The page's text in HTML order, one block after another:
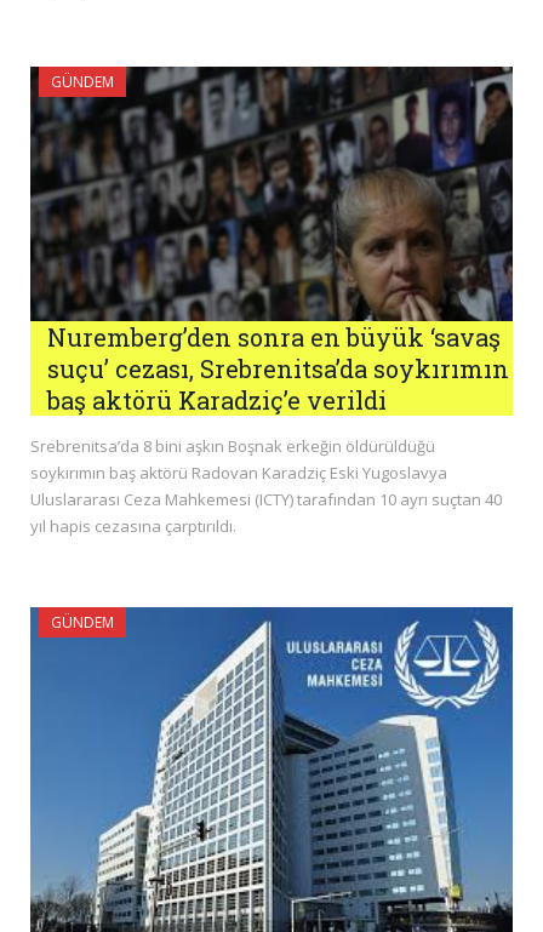
GÜNDEM
Nuremberg’den sonra en büyük ‘savaş
suçu’ cezası, Srebrenitsa’da soykırımın
baş aktörü Karadziç’e verildi
Srebrenitsa’da 8 bini aşkın Boşnak erkeğin öldürüldüğü
soykırımın baş aktörü Radovan Karadziç Eski Yugoslavya
Uluslararası Ceza Mahkemesi (ICTY) tarafından 10 ayrı suçtan 40
yıl hapis cezasına çarptırıldı.
GÜNDEM